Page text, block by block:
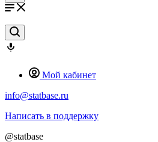
Мой кабинет
info@statbase.ru
Написать в поддержку
@statbase